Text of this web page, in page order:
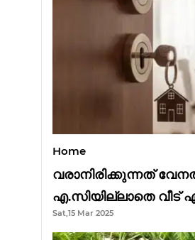
Home
വരാനിരിക്കുന്നത്
എ.സിയില്ലാതെ വീട്
Sat,15 Mar 2025